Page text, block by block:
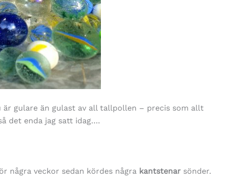
gulare än gulast av all tallpollen – precis som allt
det enda jag satt idag….
några veckor sedan kördes några kantstenar sönder.